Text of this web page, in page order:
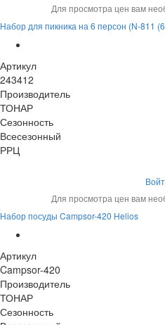
Для просмотра цен вам
Набор для пикника на 6 персон (N-811
Артикул
243412
Производитель
ТОНАР
Сезонность
Всесезонный
РРЦ
Для просмотра цен вам
Набор посуды Campsor-420 Helios
Артикул
Campsor-420
Производитель
ТОНАР
Сезонность